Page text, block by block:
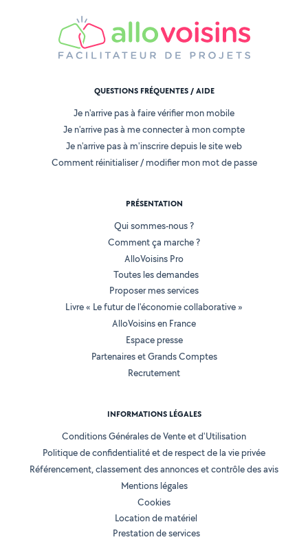
QUESTIONS FRÉQUENTES / AIDE
Je n'arrive pas à faire vérifier mon mobile
Je n'arrive pas à me connecter à mon compte
Je n'arrive pas à m'inscrire depuis le site web
Comment réinitialiser / modifier mon mot de passe
PRÉSENTATION
Qui sommes-nous ?
Comment ça marche ?
AlloVoisins Pro
Toutes les demandes
Proposer mes services
Livre « Le futur de l'économie collaborative »
AlloVoisins en France
Espace presse
Partenaires et Grands Comptes
Recrutement
INFORMATIONS LÉGALES
Conditions Générales de Vente et d'Utilisation
Politique de confidentialité et de respect de la vie privée
Référencement, classement des annonces et contrôle des avis
Mentions légales
Cookies
Location de matériel
Prestation de services